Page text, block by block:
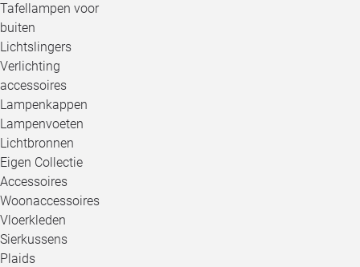
Tafellampen voor
buiten
Lichtslingers
Verlichting
accessoires
Lampenkappen
Lampenvoeten
Lichtbronnen
Eigen Collectie
Accessoires
Woonaccessoires
Vloerkleden
Sierkussens
Plaids